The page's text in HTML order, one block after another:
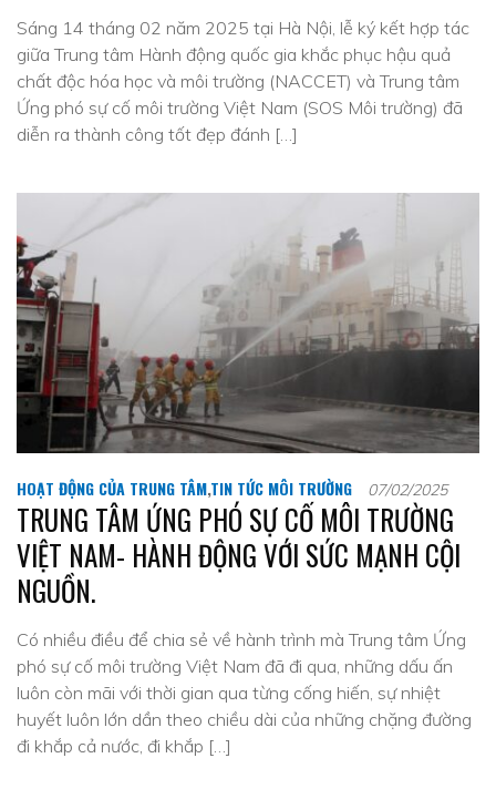
Sáng 14 tháng 02 năm 2025 tại Hà Nội, lễ ký kết hợp tác
giữa Trung tâm Hành động quốc gia khắc phục hậu quả
chất độc hóa học và môi trường (NACCET) và Trung tâm
Ứng phó sự cố môi trường Việt Nam (SOS Môi trường) đã
diễn ra thành công tốt đẹp đánh […]
HOẠT ĐỘNG CỦA TRUNG TÂM,TIN TỨC MÔI TRƯỜNG 07/02/2025
TRUNG TÂM ỨNG PHÓ SỰ CỐ MÔI TRƯỜNG
VIỆT NAM- HÀNH ĐỘNG VỚI SỨC MẠNH CỘI
NGUỒN.
Có nhiều điều để chia sẻ về hành trình mà Trung tâm Ứng
phó sự cố môi trường Việt Nam đã đi qua, những dấu ấn
luôn còn mãi với thời gian qua từng cống hiến, sự nhiệt
huyết luôn lớn dần theo chiều dài của những chặng đường
đi khắp cả nước, đi khắp […]